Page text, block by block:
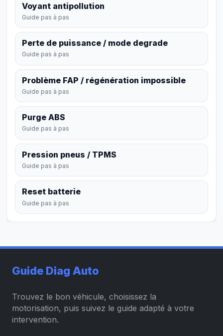
Voyant antipollution
Guide pas à pas
Perte de puissance / mode degrade
Guide pas à pas
Problème FAP / régénération impossible
Guide pas à pas
Purge ABS
Guide pas à pas
Pression pneus / TPMS
Guide pas à pas
Reset batterie
Guide pas à pas
Guide Diag Auto
Trouvez le bon véhicule, choisissez la
motorisation, puis suivez le guide adapté à votre
intervention.